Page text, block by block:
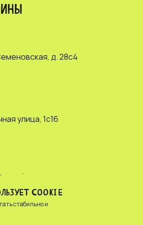
д. 28с4
улица, 1с16
ул. Зверинская, д.
COOKIE
стабильно и